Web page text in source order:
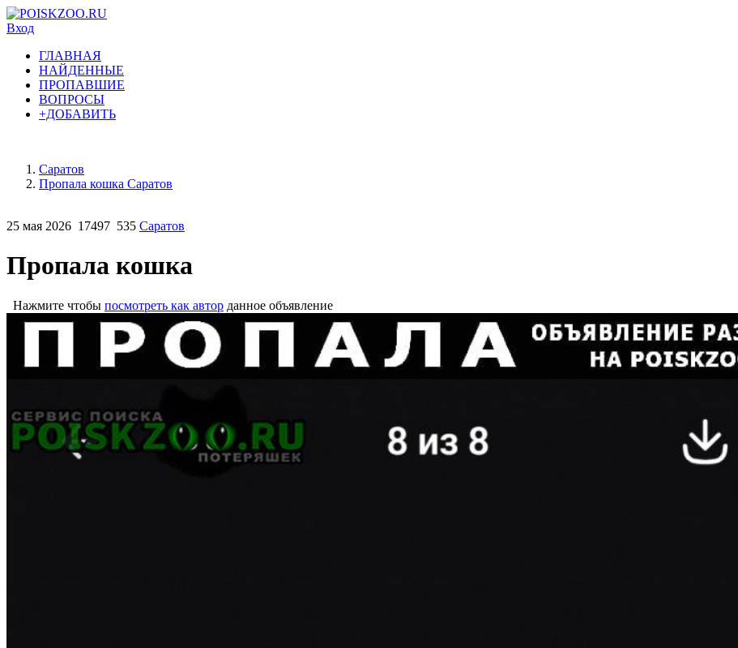
Вход
ГЛАВНАЯ
НАЙДЕННЫЕ
ПРОПАВШИЕ
ВОПРОСЫ
+ДОБАВИТЬ
Саратов
Пропала кошка Саратов
25 мая 2026 17497 535 Саратов
Пропала кошка
Нажмите чтобы посмотреть как автор данное объявление